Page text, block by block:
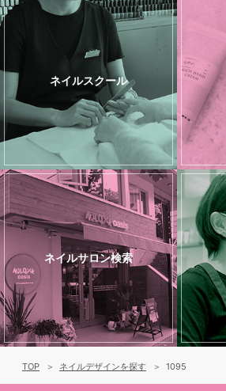
ネイルスクール
ネイルサロン検索
TOP ネイルデザインを探す 1095